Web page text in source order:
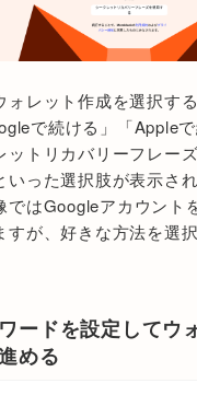
ォレット作成を選択する
で続ける」「Apple
ットリカバリーフレー
いった選択肢が表示さ
ではGoogleアカウント
すが、好きな方法を選
ードを設定してウ
める